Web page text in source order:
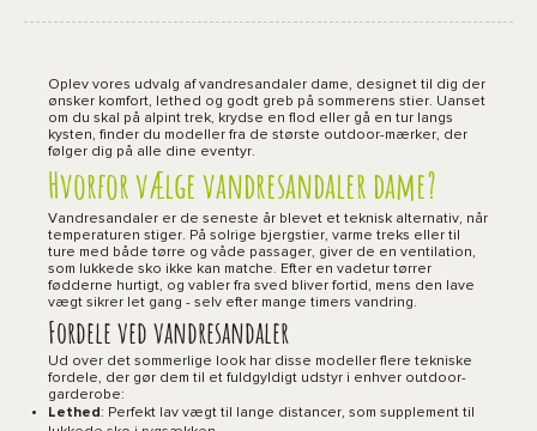
Oplev vores udvalg af vandresandaler dame, designet til dig der
ønsker komfort, lethed og godt greb på sommerens stier. Uanset
om du skal på alpint trek, krydse en flod eller gå en tur langs
kysten, finder du modeller fra de største outdoor-mærker, der
følger dig på alle dine eventyr.
Hvorfor vælge vandresandaler dame?
Vandresandaler er de seneste år blevet et teknisk alternativ, når
temperaturen stiger. På solrige bjergstier, varme treks eller til
ture med både tørre og våde passager, giver de en ventilation,
som lukkede sko ikke kan matche. Efter en vadetur tørrer
fødderne hurtigt, og vabler fra sved bliver fortid, mens den lave
vægt sikrer let gang - selv efter mange timers vandring.
Fordele ved vandresandaler
Ud over det sommerlige look har disse modeller flere tekniske
fordele, der gør dem til et fuldgyldigt udstyr i enhver outdoor-
garderobe:
Lethed: Perfekt lav vægt til lange distancer, som supplement til